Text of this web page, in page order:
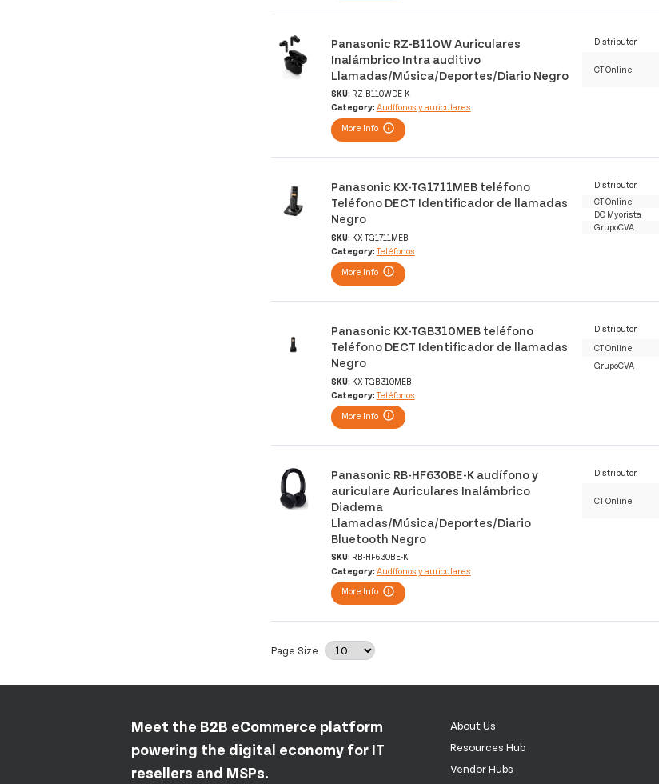
Panasonic RZ-B110W Auriculares
Inalámbrico Intra auditivo
Llamadas/Música/Deportes/Diario Negro
SKU: RZ-B110WDE-K
Category: Audífonos y auriculares
More Info
Distributor
CT Online
Panasonic KX-TG1711MEB teléfono
Teléfono DECT Identificador de llamadas
Negro
SKU: KX-TG1711MEB
Category: Teléfonos
More Info
Distributor
CT Online
DC Myorista
GrupoCVA
Panasonic KX-TGB310MEB teléfono
Teléfono DECT Identificador de llamadas
Negro
SKU: KX-TGB310MEB
Category: Teléfonos
More Info
Distributor
CT Online
GrupoCVA
Panasonic RB-HF630BE-K audífono y
auriculare Auriculares Inalámbrico
Diadema
Llamadas/Música/Deportes/Diario
Bluetooth Negro
SKU: RB-HF630BE-K
Category: Audífonos y auriculares
More Info
Distributor
CT Online
Page Size
Meet the B2B eCommerce platform
powering the digital economy for IT
resellers and MSPs.
About Us
Resources Hub
Vendor Hubs